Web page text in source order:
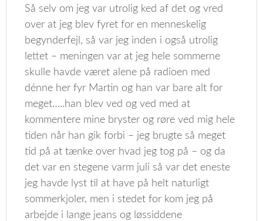
Så selv om jeg var utrolig ked af det og vred
over at jeg blev fyret for en menneskelig
begynderfejl, så var jeg inden i også utrolig
lettet – meningen var at jeg hele sommerne
skulle havde været alene på radioen med
dénne her fyr Martin og han var bare alt for
meget…..han blev ved og ved med at
kommentere mine bryster og røre ved mig hele
tiden når han gik forbi – jeg brugte så meget
tid på at tænke over hvad jeg tog på – og da
det var en stegene varm juli så var det eneste
jeg havde lyst til at have på helt naturligt
sommerkjoler, men i stedet for kom jeg på
arbejde i lange jeans og løssiddene